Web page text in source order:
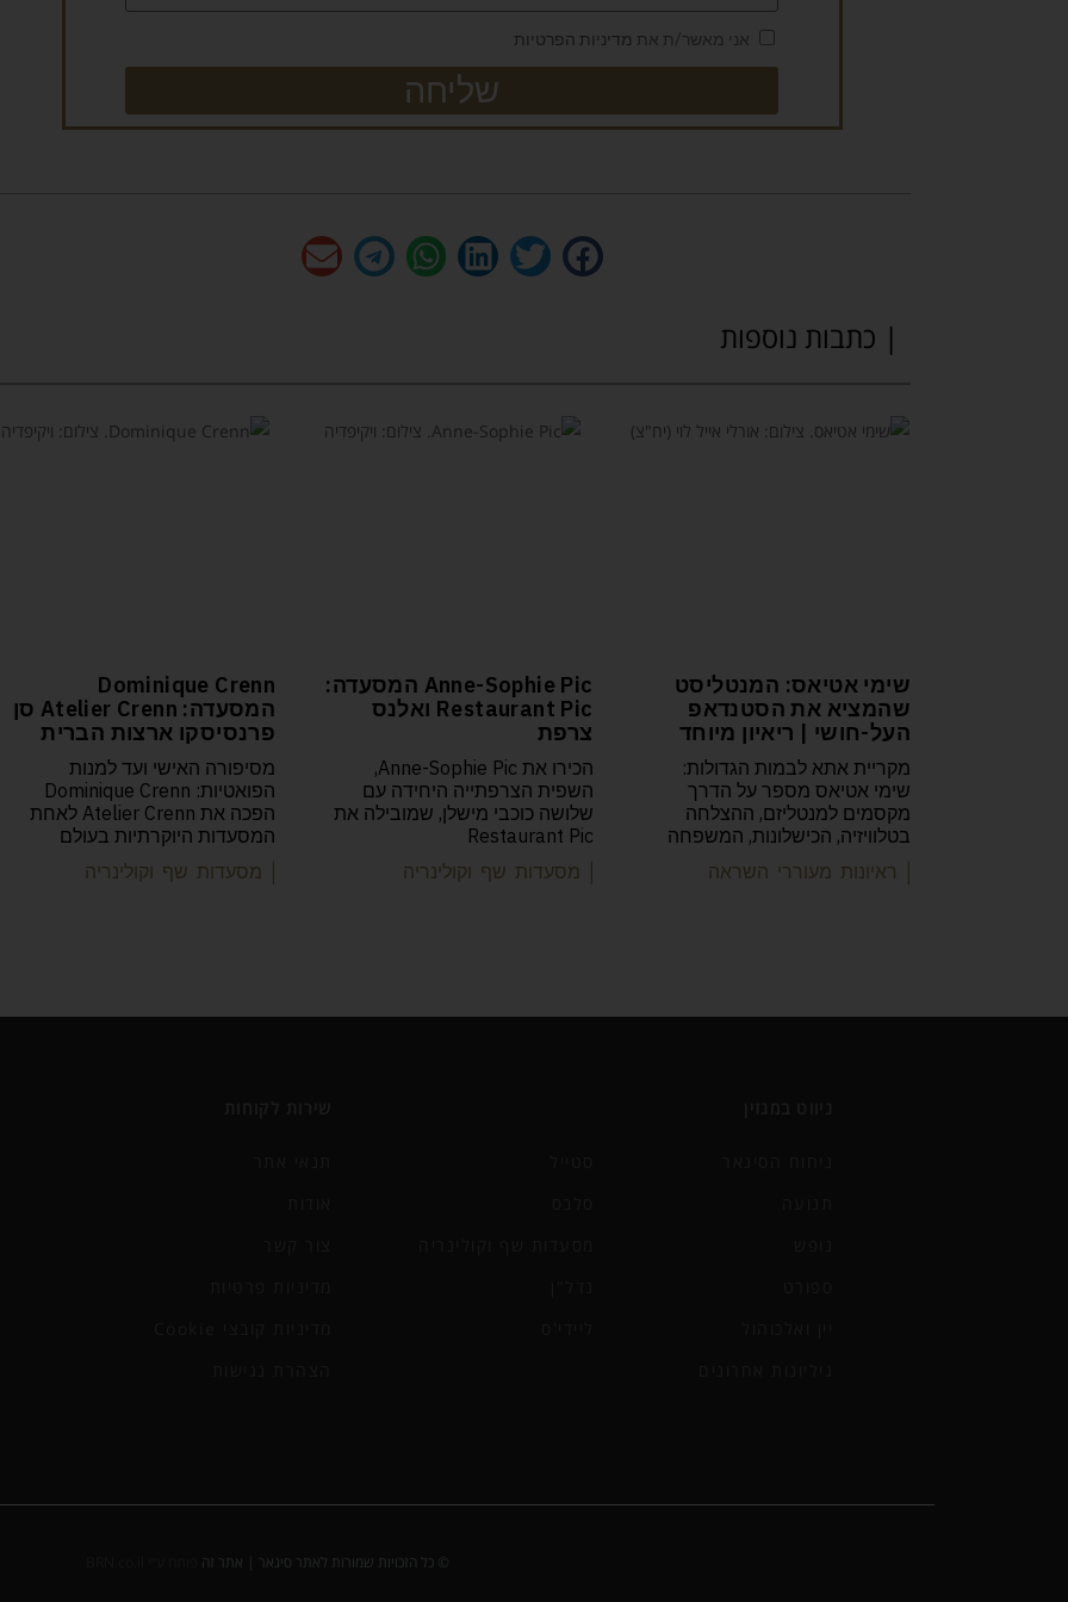
אני מאשר/ת את מדיניות הפרטיות
שליחה
| כתבות נוספות
שימי אטיאס: המנטליסט
שהמציא את הסטנדאפ
העל-חושי | ריאיון מיוחד
מקריית אתא לבמות הגדולות:
שימי אטיאס מספר על הדרך
מקסמים למנטליזם, ההצלחה
בטלוויזיה, הכישלונות, המשפחה
| ראיונות מעוררי השראה
Anne-Sophie Pic המסעדה:
Restaurant Pic ואלנס
צרפת
הכירו את Anne-Sophie Pic,
השפית הצרפתייה היחידה עם
שלושה כוכבי מישלן, שמובילה את
Restaurant Pic
| מסעדות שף וקולינריה
Dominique Crenn
המסעדה: Atelier Crenn סן
פרנסיסקו ארצות הברית
מסיפורה האישי ועד למנות
הפואטיות: Dominique Crenn
הפכה את Atelier Crenn לאחת
המסעדות היוקרתיות בעולם
| מסעדות שף וקולינריה
© כל הזכויות שמורות לאתר סיגאר | אתר זה